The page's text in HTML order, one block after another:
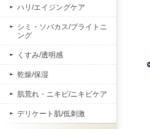
ハリ/エイジングケア
シミ・ソバカス/ブライトニ
ング
くすみ/透明感
乾燥/保湿
肌荒れ・ニキビ/ニキビケア
デリケート肌/低刺激